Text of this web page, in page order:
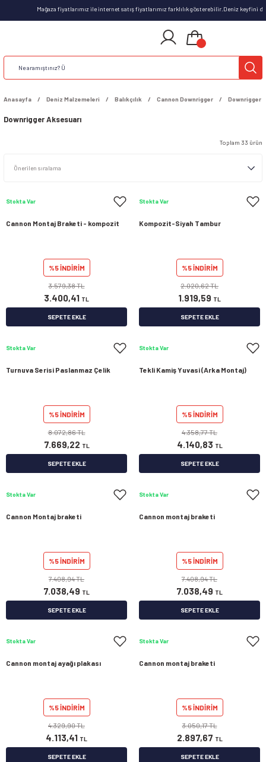
Mağaza fiyatlarımız ile internet satış fiyatlarımız farklılık gösterebilir.Deniz keyfini
Anasayfa Deniz Malzemeleri Balıkçılık Cannon Downrigger Downrigger
Downrigger Aksesuarı
Toplam 33 ürün
Stokta Var
Cannon Montaj Braketi - kompozit
%5 İNDİRİM
3.400,41 TL
3.579,38 TL
SEPETE EKLE
Stokta Var
Kompozit-Siyah Tambur
%5 İNDİRİM
1.919,59 TL
2.020,62 TL
SEPETE EKLE
Stokta Var
Turnuva Serisi Paslanmaz Çelik
%5 İNDİRİM
7.669,22 TL
8.072,86 TL
SEPETE EKLE
Stokta Var
Tekli Kamiş Yuvasi (Arka Montaj)
%5 İNDİRİM
4.140,83 TL
4.358,77 TL
SEPETE EKLE
Stokta Var
Cannon Montaj braketi
%5 İNDİRİM
7.038,49 TL
7.408,94 TL
SEPETE EKLE
Stokta Var
Cannon montaj braketi
%5 İNDİRİM
7.038,49 TL
7.408,94 TL
SEPETE EKLE
Stokta Var
Cannon montaj ayağı plakası
%5 İNDİRİM
4.113,41 TL
4.329,90 TL
SEPETE EKLE
Stokta Var
Cannon montaj braketi
%5 İNDİRİM
2.897,67 TL
3.050,17 TL
SEPETE EKLE